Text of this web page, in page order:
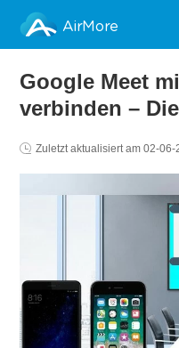
AirMore
Google Meet
verbinden –
Zuletzt aktualisiert am02-06-